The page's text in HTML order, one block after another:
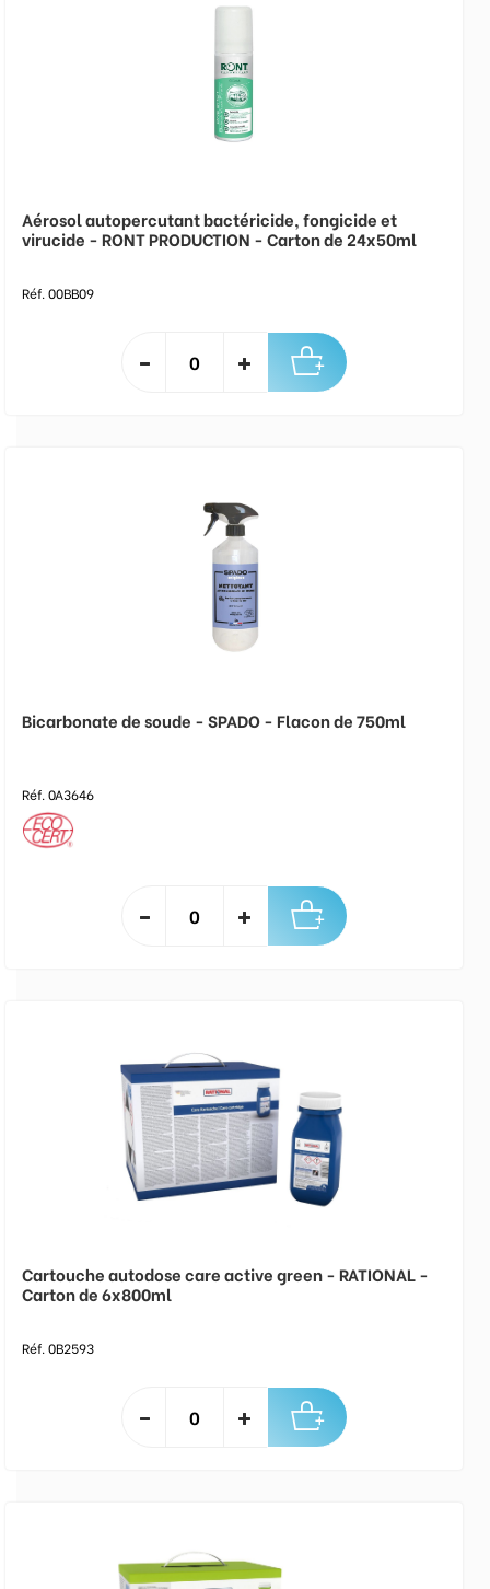
Aérosol autopercutant bactéricide, fongicide et
virucide - RONT PRODUCTION - Carton de 24x50ml
Réf. 00BB09
Bicarbonate de soude - SPADO - Flacon de 750ml
Réf. 0A3646
Cartouche autodose care active green - RATIONAL -
Carton de 6x800ml
Réf. 0B2593